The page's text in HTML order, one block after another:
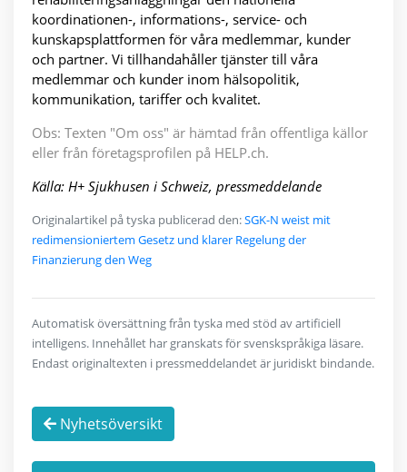
koordinationen-, informations-, service- och
kunskapsplattformen för våra medlemmar, kunder
och partner. Vi tillhandahåller tjänster till våra
medlemmar och kunder inom hälsopolitik,
kommunikation, tariffer och kvalitet.
Obs: Texten "Om oss" är hämtad från offentliga källor
eller från företagsprofilen på HELP.ch.
Källa: H+ Sjukhusen i Schweiz, pressmeddelande
Originalartikel på tyska publicerad den:SGK-N weist mit
redimensioniertem Gesetz und klarer Regelung der
Finanzierung den Weg
Automatisk översättning från tyska med stöd av artificiell
intelligens. Innehållet har granskats för svenskspråkiga läsare.
Endast originaltexten i pressmeddelandet är juridiskt bindande.
Nyhetsöversikt